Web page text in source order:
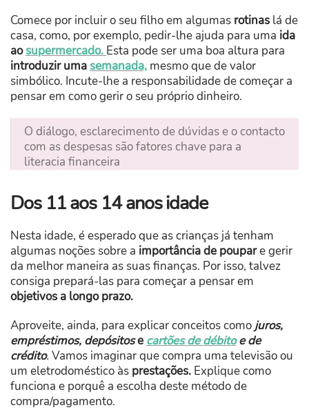
Comece por incluir o seu filho em algumas rotinas lá de
casa, como, por exemplo, pedir-lhe ajuda para uma ida
aosupermercado. Esta pode ser uma boa altura para
introduzir uma semanada, mesmo que de valor
simbólico. Incute-lhe a responsabilidade de começar a
pensar em como gerir o seu próprio dinheiro.
O diálogo, esclarecimento de dúvidas e o contacto
com as despesas são fatores chave para a
literacia financeira
Dos 11 aos 14 anos idade
Nesta idade, é esperado que as crianças já tenham
algumas noções sobre a importância de poupare gerir
da melhor maneira as suas finanças. Por isso, talvez
consiga prepará-las para começar a pensar em
objetivos a longo prazo.
Aproveite, ainda, para explicar conceitos como juros,
empréstimos, depósitose cartões de débitoe de
crédito. Vamos imaginar que compra uma televisão ou
um eletrodoméstico às prestações. Explique como
funciona e porquê a escolha deste método de
compra/pagamento.